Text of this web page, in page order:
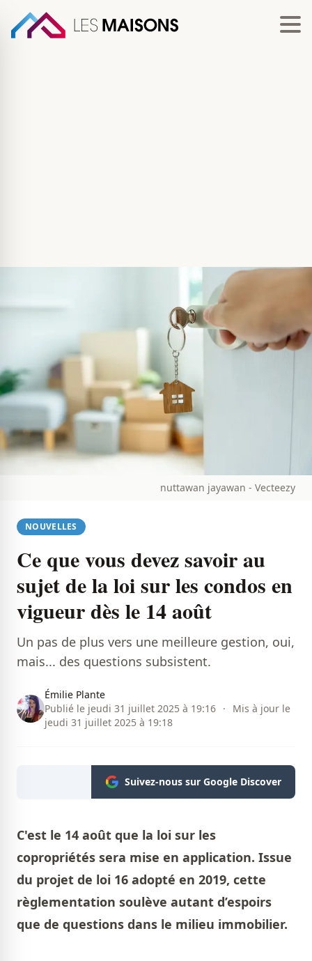
nuttawan jayawan - Vecteezy
NOUVELLES
Ce que vous devez savoir au
sujet de la loi sur les condos en
vigueur dès le 14 août
Un pas de plus vers une meilleure gestion, oui,
mais... des questions subsistent.
Émilie Plante
Publié le jeudi 31 juillet 2025 à 19:16 ·
Mis à jour le
jeudi 31 juillet 2025 à 19:18
Suivez-nous sur Google Discover
C'est le 14 août que la loi sur les
copropriétés sera mise en application. Issue
du projet de loi 16 adopté en 2019, cette
règlementation soulève autant d’espoirs
que de questions dans le milieu immobilier.